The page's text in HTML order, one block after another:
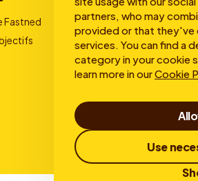
partners, who may
provided or that they've
services. You can find a
category in your cookie
learn more in ourCookie
Use
Fastned